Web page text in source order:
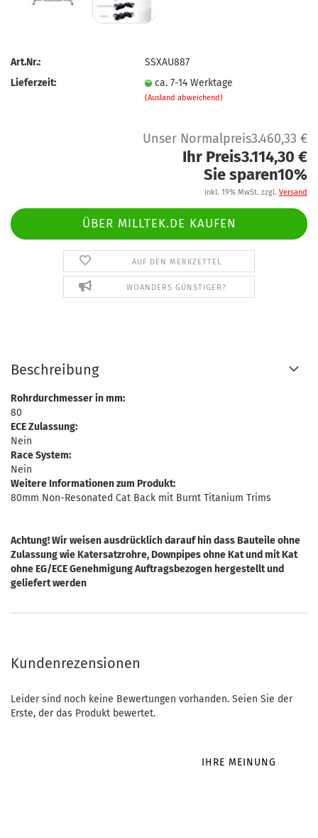
Art.Nr.:
SSXAU887
Lieferzeit:
ca. 7-14 Werktage
(Ausland abweichend)
Unser Normalpreis3.460,33 €
Ihr Preis3.114,30 €
Sie sparen10%
inkl. 19% MwSt. zzgl. Versand
ÜBER MILLTEK.DE KAUFEN
AUF DEN MERKZETTEL
WOANDERS GÜNSTIGER?
Beschreibung
Rohrdurchmesser in mm:
80
ECE Zulassung:
Nein
Race System:
Nein
Weitere Informationen zum Produkt:
80mm Non-Resonated Cat Back mit Burnt Titanium Trims
Achtung! Wir weisen ausdrücklich darauf hin dass Bauteile ohne
Zulassung wie Katersatzrohre, Downpipes ohne Kat und mit Kat
ohne EG/ECE Genehmigung Auftragsbezogen hergestellt und
geliefert werden
Kundenrezensionen
Leider sind noch keine Bewertungen vorhanden. Seien Sie der
Erste, der das Produkt bewertet.
IHRE MEINUNG